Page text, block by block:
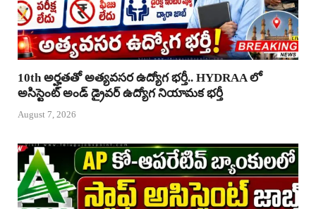
10th అర్హతతో అత్యవసర ఉద్యోగ భర్తీ.. HYDRAA లో
అసిస్టెంట్ అండ్ డ్రైవర్ ఉద్యోగ నియామక భర్తీ
August 7, 2026